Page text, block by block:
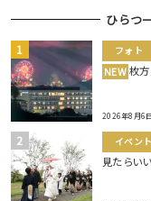
ひらつ
フォト
NEW 枚
2026年8月6日
イベント
見たらい